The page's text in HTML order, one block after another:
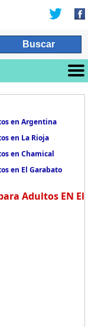
en Argentina
en La Rioja
en Chamical
en El Garabato
Adultos EN El